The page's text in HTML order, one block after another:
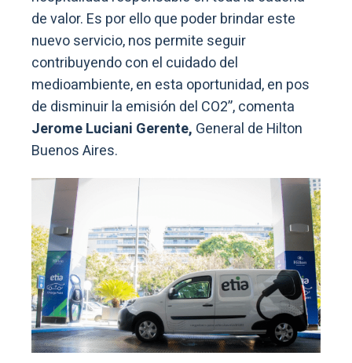
de valor. Es por ello que poder brindar este
nuevo servicio, nos permite seguir
contribuyendo con el cuidado del
medioambiente, en esta oportunidad, en pos
de disminuir la emisión del CO2”, comenta
Jerome Luciani Gerente, General de Hilton
Buenos Aires.